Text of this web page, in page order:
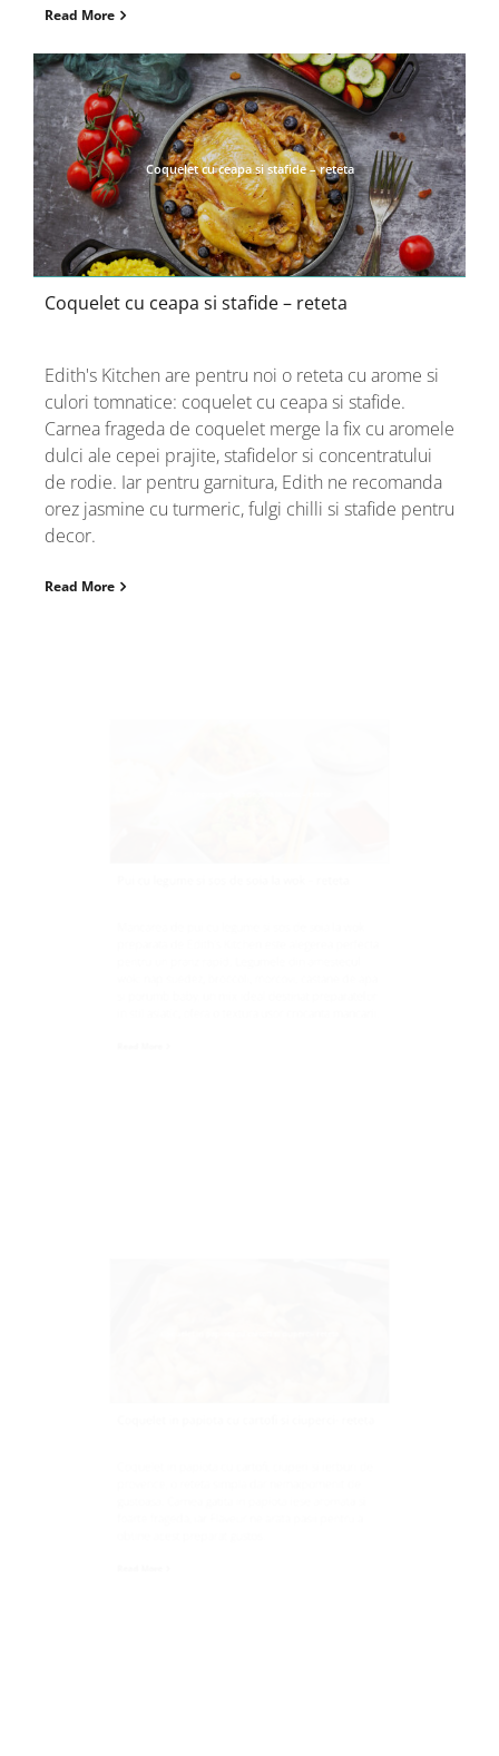
Read More
Coquelet cu ceapa si stafide – reteta
Coquelet cu ceapa si stafide – reteta
Edith's Kitchen are pentru noi o reteta cu arome si
culori tomnatice: coquelet cu ceapa si stafide.
Carnea frageda de coquelet merge la fix cu aromele
dulci ale cepei prajite, stafidelor si concentratului
de rodie. Iar pentru garnitura, Edith ne recomanda
orez jasmine cu turmeric, fulgi chilli si stafide pentru
decor.
Read More